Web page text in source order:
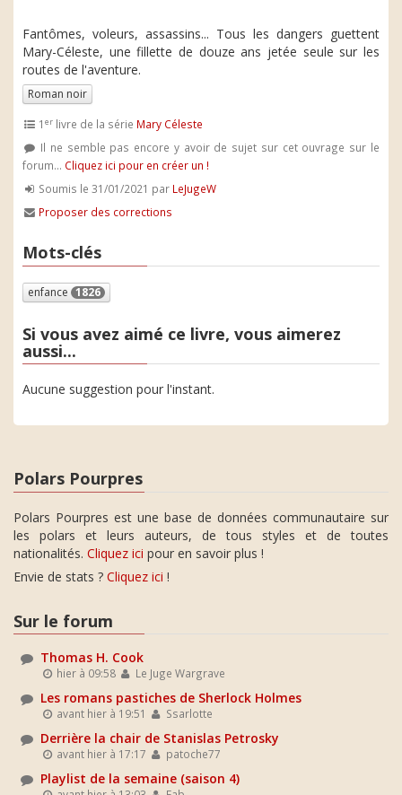
Fantômes, voleurs, assassins... Tous les dangers guettent
Mary-Céleste, une fillette de douze ans jetée seule sur les
routes de l'aventure.
Roman noir
1er livre de la série Mary Céleste
Il ne semble pas encore y avoir de sujet sur cet ouvrage sur le
forum... Cliquez ici pour en créer un !
Soumis le 31/01/2021 par LeJugeW
Proposer des corrections
Mots-clés
enfance 1826
Si vous avez aimé ce livre, vous aimerez
aussi...
Aucune suggestion pour l'instant.
Polars Pourpres
Polars Pourpres est une base de données communautaire sur
les polars et leurs auteurs, de tous styles et de toutes
nationalités. Cliquez ici pour en savoir plus !
Envie de stats ? Cliquez ici !
Sur le forum
Thomas H. Cook
hier à 09:58 Le Juge Wargrave
Les romans pastiches de Sherlock Holmes
avant hier à 19:51 Ssarlotte
Derrière la chair de Stanislas Petrosky
avant hier à 17:17 patoche77
Playlist de la semaine (saison 4)